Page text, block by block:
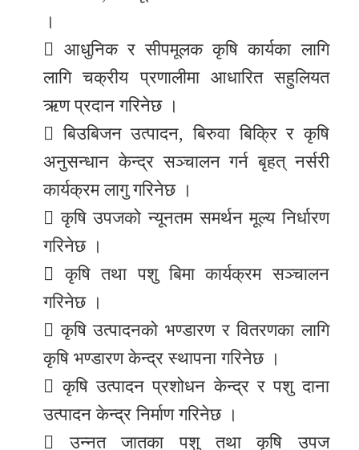
।
 आधुनिक र सीपमूलक कृषि कार्यका लागि
लागि चक्रीय प्रणालीमा आधारित सहुलियत
ऋण प्रदान गरिनेछ ।
 बिउबिजन उत्पादन, बिरुवा बिक्रि र कृषि
अनुसन्धान केन्द्र सञ्चालन गर्न बृहत् नर्सरी
कार्यक्रम लागु गरिनेछ ।
 कृषि उपजको न्यूनतम समर्थन मूल्य निर्धारण
गरिनेछ ।
 कृषि तथा पशु बिमा कार्यक्रम सञ्चालन
गरिनेछ ।
 कृषि उत्पादनको भण्डारण र वितरणका लागि
कृषि भण्डारण केन्द्र स्थापना गरिनेछ ।
 कृषि उत्पादन प्रशोधन केन्द्र र पशु दाना
उत्पादन केन्द्र निर्माण गरिनेछ ।
 उन्नत जातका पशु तथा कृषि उपज